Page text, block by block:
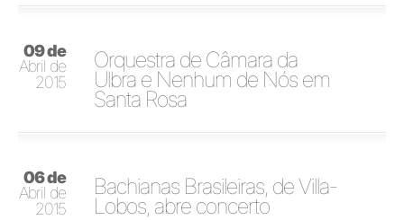
09 de
Abril de
2015
Orquestra de Câmara da
Ulbra e Nenhum de Nós em
Santa Rosa
06 de
Abril de
2015
Bachianas Brasileiras, de Villa-
Lobos, abre concerto